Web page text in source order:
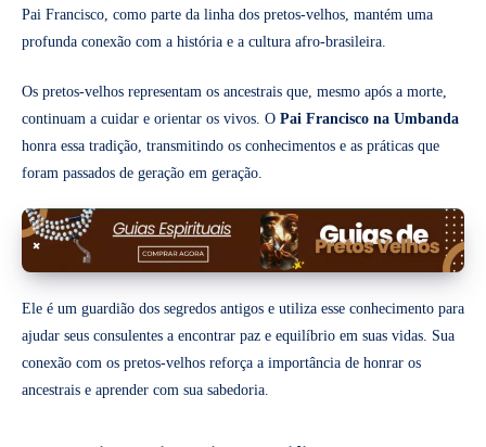
Pai Francisco, como parte da linha dos pretos-velhos, mantém uma
profunda conexão com a história e a cultura afro-brasileira.
Os pretos-velhos representam os ancestrais que, mesmo após a morte,
continuam a cuidar e orientar os vivos. O Pai Francisco na Umbanda
honra essa tradição, transmitindo os conhecimentos e as práticas que
foram passados de geração em geração.
Ele é um guardião dos segredos antigos e utiliza esse conhecimento para
ajudar seus consulentes a encontrar paz e equilíbrio em suas vidas. Sua
conexão com os pretos-velhos reforça a importância de honrar os
ancestrais e aprender com sua sabedoria.